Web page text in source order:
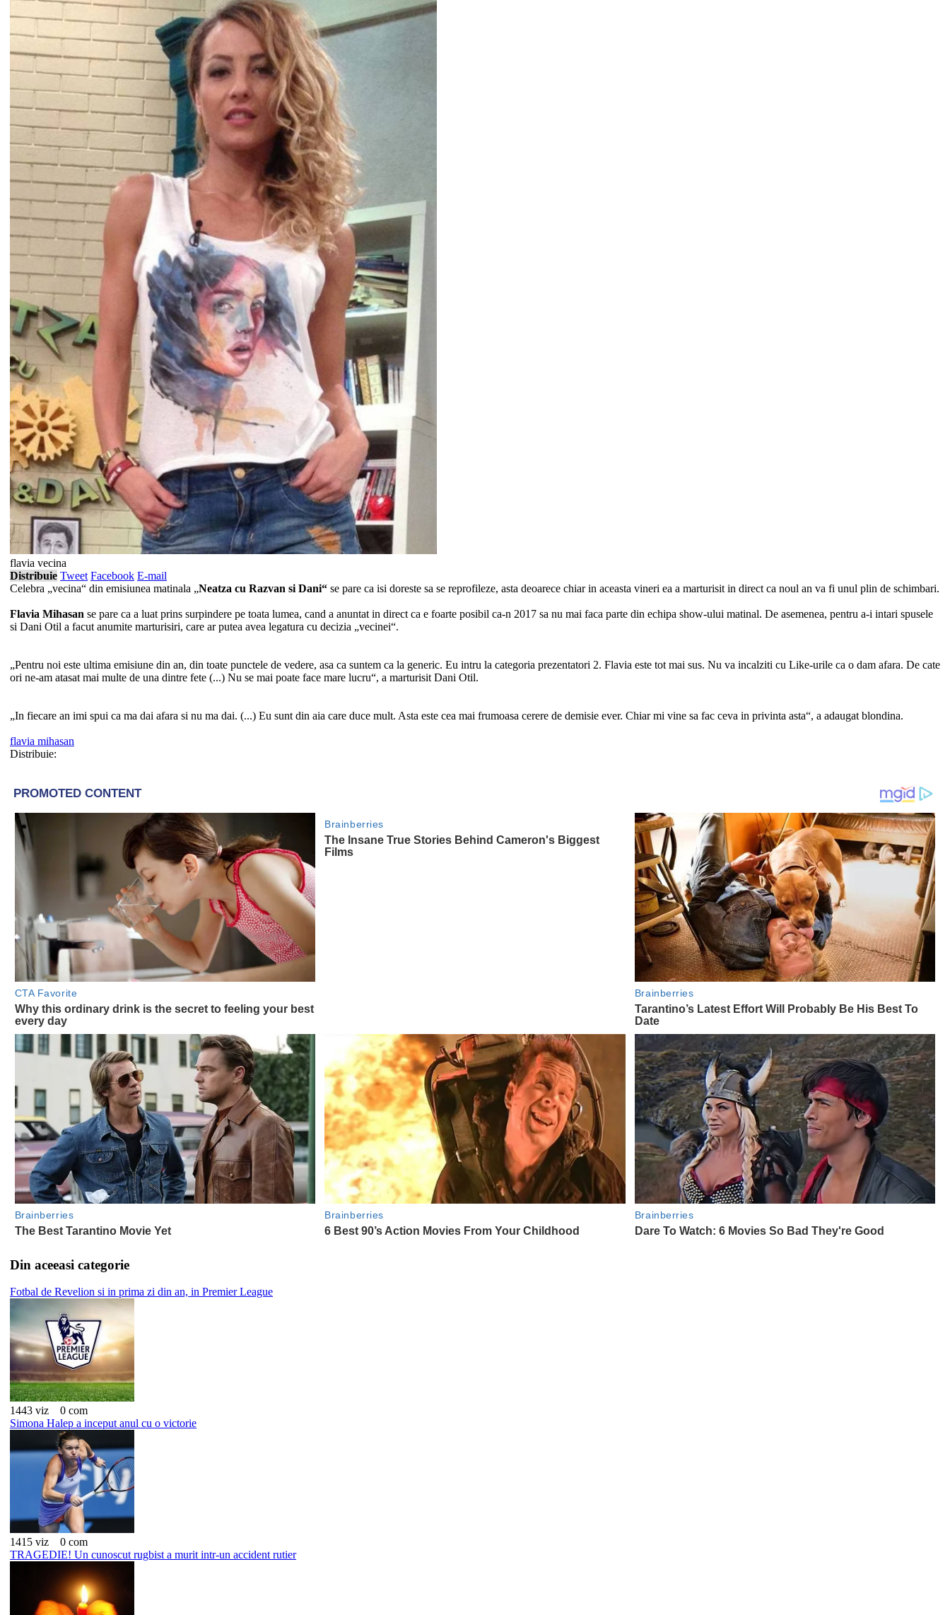
flavia vecina
Distribuie Tweet Facebook E-mail
Celebra „vecina“ din emisiunea matinala „Neatza cu Razvan si Dani“ se pare ca isi doreste sa se reprofileze, asta deoarece chiar in aceasta vineri ea a marturisit in direct ca noul an va fi unul plin de schimbari.
Flavia Mihasan se pare ca a luat prins surpindere pe toata lumea, cand a anuntat in direct ca e foarte posibil ca-n 2017 sa nu mai faca parte din echipa show-ului matinal. De asemenea, pentru a-i intari spusele
si Dani Otil a facut anumite marturisiri, care ar putea avea legatura cu decizia „vecinei“.
„Pentru noi este ultima emisiune din an, din toate punctele de vedere, asa ca suntem ca la generic. Eu intru la categoria prezentatori 2. Flavia este tot mai sus. Nu va incalziti cu Like-urile ca o dam afara. De cate
ori ne-am atasat mai multe de una dintre fete (...) Nu se mai poate face mare lucru“, a marturisit Dani Otil.
„In fiecare an imi spui ca ma dai afara si nu ma dai. (...) Eu sunt din aia care duce mult. Asta este cea mai frumoasa cerere de demisie ever. Chiar mi vine sa fac ceva in privinta asta“, a adaugat blondina.
flavia mihasan
Distribuie:
Din aceeasi categorie
Fotbal de Revelion si in prima zi din an, in Premier League
1443 viz
0 com
Simona Halep a inceput anul cu o victorie
1415 viz
0 com
TRAGEDIE! Un cunoscut rugbist a murit intr-un accident rutier